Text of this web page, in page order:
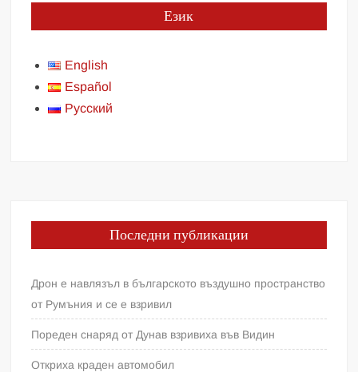
Език
English
Español
Русский
Последни публикации
Дрон е навлязъл в българското въздушно пространство
от Румъния и се е взривил
Пореден снаряд от Дунав взривиха във Видин
Откриха краден автомобил